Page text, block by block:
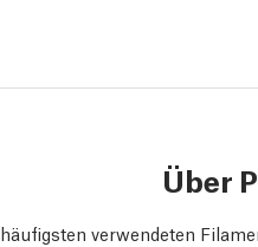
Über
verwendeten